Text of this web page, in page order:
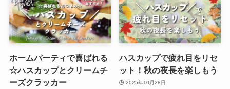
ホームパーティで喜ばれる
☆ハスカップとクリームチ
ーズクラッカー
ハスカップで疲れ目をリセ
ット！秋の夜長を楽しもう
2025年10月28日